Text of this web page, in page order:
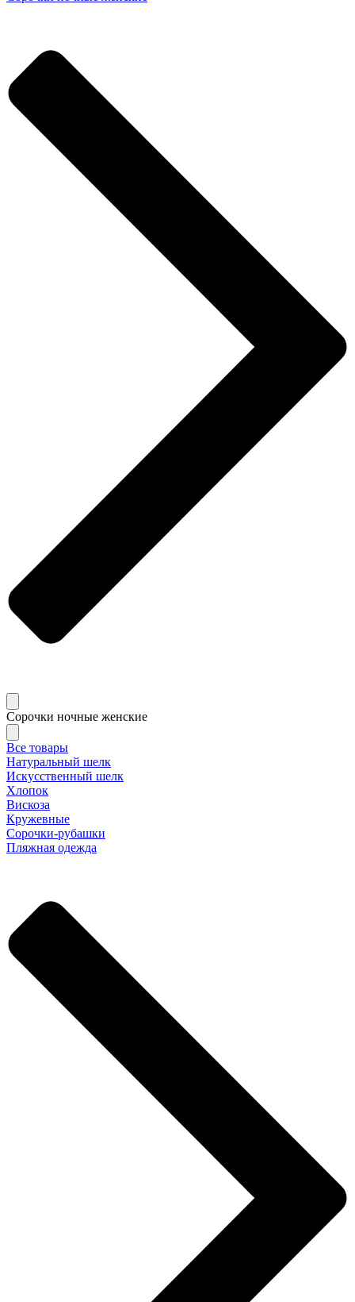
Сорочки ночные женские
Все товары
Натуральный шелк
Искусственный шелк
Хлопок
Вискоза
Кружевные
Сорочки-рубашки
Пляжная одежда